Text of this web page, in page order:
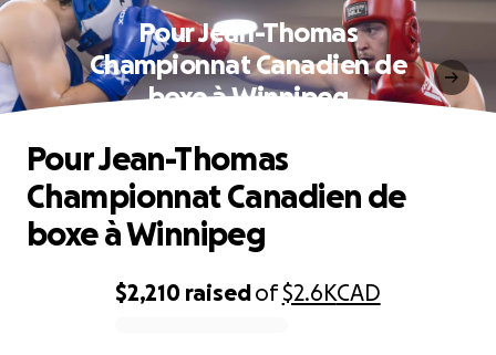
Pour Jean-Thomas
Championnat Canadien de
boxe à Winnipeg
$2,210 raisedof$2.6KCAD
Pour Jean-Thomas
Championnat Canadien de
boxe à Winnipeg